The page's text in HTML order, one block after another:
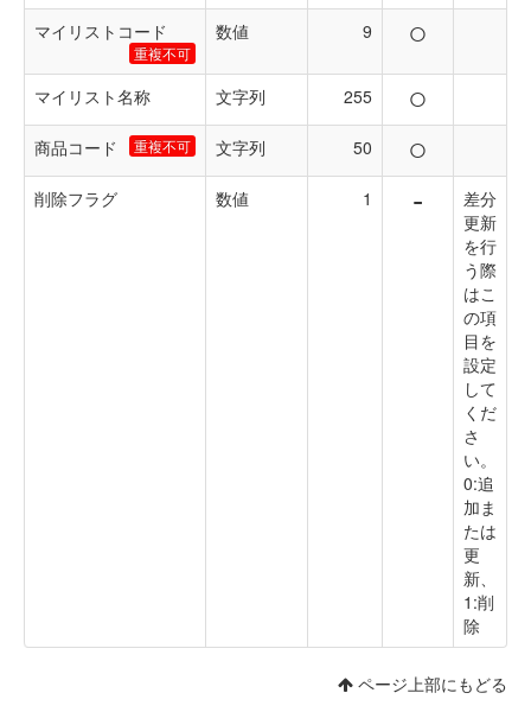
マイリストコード
重複不可
数値 9 ○
マイリスト名称 文字列 255 ○
商品コード 重複不可 文字列 50 ○
削除フラグ 数値 1 -
差分
更新
を行
う際
はこ
の項
目を
設定
して
くだ
さ
い。
0:追
加ま
たは
更
新、
1:削
除
ページ上部にもどる